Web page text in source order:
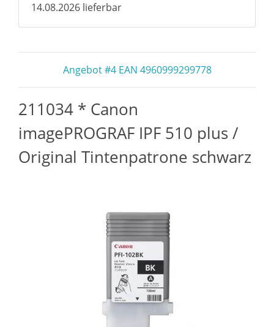
14.08.2026 lieferbar
Angebot #4 EAN 4960999299778
211034 * Canon
imagePROGRAF IPF 510 plus /
Original Tintenpatrone schwarz